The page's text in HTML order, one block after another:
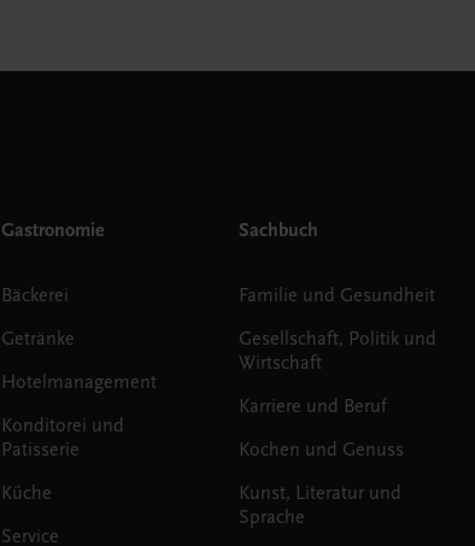
Gastronomie
Bäckerei
Getränke
Hotelmanagement
Konditorei und
Patisserie
Küche
Service
Sachbuch
Familie und Gesundheit
Gesellschaft, Politik und
Wirtschaft
Karriere und Beruf
Kochen und Genuss
Kunst, Literatur und
Sprache